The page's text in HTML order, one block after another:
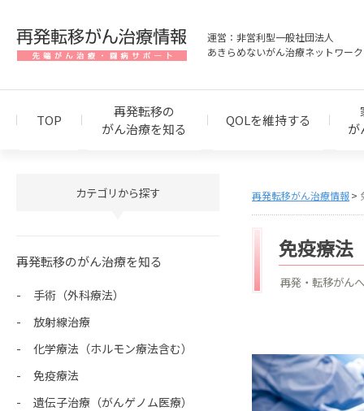
運営：非営利型一般社団法人
あきらめないがん治療ネットワーク
TOP
再発転移の
がん治療を知る
QOLを維持する
が
再発転移がん治療情報
免疫療法
再発・転移がん
カテゴリから探す
再発転移のがん治療を知る
手術（外科療法）
放射線治療
化学療法（ホルモン療法含む）
免疫療法
遺伝子治療（がんゲノム医療）